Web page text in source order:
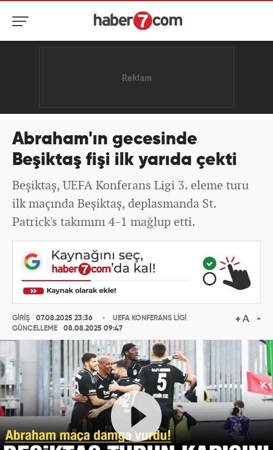
Abraham'ın gecesinde
Beşiktaş fişi ilk yarıda çekti
Beşiktaş, UEFA Konferans Ligi 3. eleme turu
ilk maçında Beşiktaş, deplasmanda St.
Patrick's takımını 4-1 mağlup etti.
GİRİŞ
07.08.2025 23:36
GÜNCELLEME
08.08.2025 09:47
UEFA KONFERANS LİGİ